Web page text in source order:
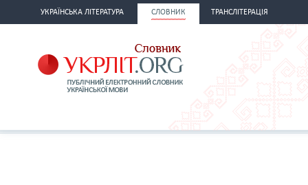
УКРАЇНСЬКА ЛІТЕРАТУРА СЛОВНИК ТРАНСЛІТЕРАЦІЯ